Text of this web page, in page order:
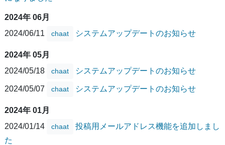
2024年 06月
2024/06/11
chaat システムアップデートのお知らせ
2024年 05月
2024/05/18
chaat システムアップデートのお知らせ
2024/05/07 chaat システムアップデートのお知らせ
2024年 01月
2024/01/14
chaat
投稿用メールアドレス機能を追加しまし
た